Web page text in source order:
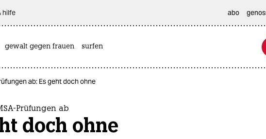
hilfe abo
gewalt gegen frauen surfen
ab: Es geht doch ohne
Prüfungen ab
doch ohne